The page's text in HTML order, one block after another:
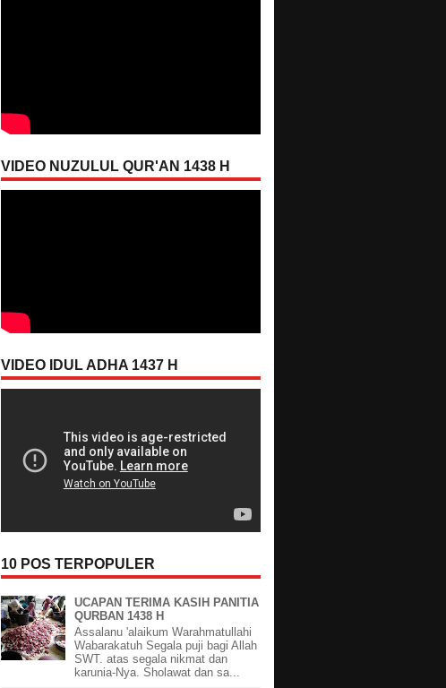
VIDEO NUZULUL QUR'AN 1438 H
VIDEO IDUL ADHA 1437 H
10 POS TERPOPULER
UCAPAN TERIMA KASIH PANITIA
QURBAN 1438 H
Assalanu 'alaikum Warahmatullahi
Wabarakatuh Segala puji bagi Allah
SWT. atas segala nikmat dan
karunia-Nya. Sholawat dan sa...